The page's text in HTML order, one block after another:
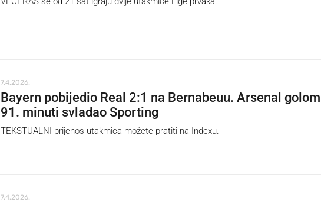
7.4.2026.
Bayern pobijedio Real 2:1 na Bernabeuu. Arsenal
91. minuti svladao Sporting
TEKSTUALNI prijenos utakmica možete pratiti na Indexu.
7.4.2026.